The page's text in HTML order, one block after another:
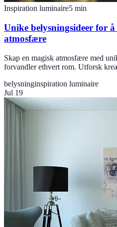
Inspiration luminaire5 min
Unike belysningsideer for å
atmosfære
Skap en magisk atmosfære med
forvandler ethvert rom. Utforsk
belysninginspiration luminaire
Jul 19